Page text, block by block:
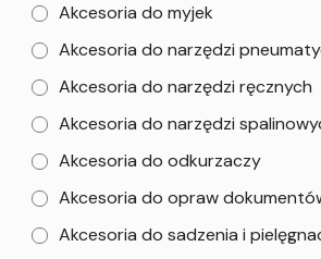
Akcesoria do myjek
Akcesoria do narzędzi
Akcesoria do narzędzi ręcznych
Akcesoria do narzędzi
Akcesoria do odkurzaczy
Akcesoria do opraw
Akcesoria do sadzenia i